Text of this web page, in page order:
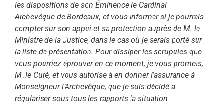
les dispositions de son Éminence le Cardinal
Archevêque de Bordeaux, et vous informer si je pourrais
compter sur son appui et sa protection auprès de M. le
Ministre de la Justice, dans le cas où je serais porté sur
la liste de présen­tation. Pour dissiper les scrupules que
vous pourriez éprouver en ce moment, je vous promets,
M .le Curé, et vous autorise à en donner l’assurance à
Monseigneur l’Archevêque, que je suis décidé a
régulariser sous tous les rapports la situa­tion